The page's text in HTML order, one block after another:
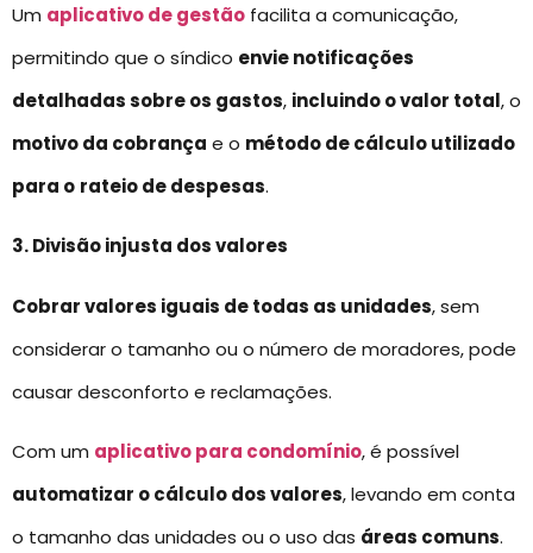
Um aplicativo de gestão facilita a comunicação,
permitindo que o síndico envie notificações
detalhadas sobre os gastos, incluindo o valor total, o
motivo da cobrança e o método de cálculo utilizado
para o rateio de despesas.
3. Divisão injusta dos valores
Cobrar valores iguais de todas as unidades, sem
considerar o tamanho ou o número de moradores, pode
causar desconforto e reclamações.
Com um aplicativo para condomínio, é possível
automatizar o cálculo dos valores, levando em conta
o tamanho das unidades ou o uso das áreas comuns.